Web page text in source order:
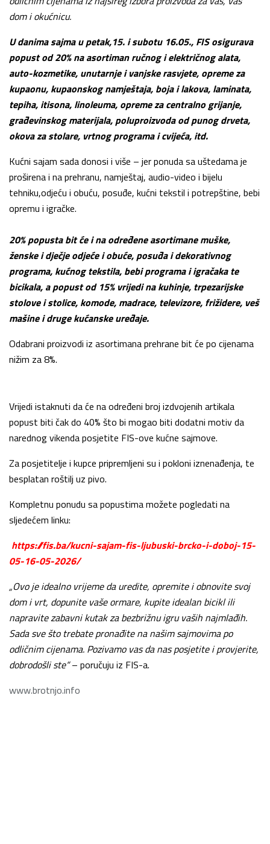
dom i okućnicu.
U danima sajma u petak,15. i subotu 16.05., FIS osigurava
popust od 20% na asortiman ručnog i električnog alata,
auto-kozmetike, unutarnje i vanjske rasvjete, opreme za
kupaonu, kupaonskog namještaja, boja i lakova, laminata,
tepiha, itisona, linoleuma, opreme za centralno grijanje,
građevinskog materijala, poluproizvoda od punog drveta,
okova za stolare, vrtnog programa i cvijeća, itd.
Kućni sajam sada donosi i više – jer ponuda sa uštedama je
proširena i na prehranu, namještaj, audio-video i bijelu
tehniku,odjeću i obuću, posuđe, kućni tekstil i potrepštine, bebi
opremu i igračke.
20% popusta bit će i na određene asortimane muške,
ženske i dječje odjeće i obuće, posuđa i dekorativnog
programa, kućnog tekstila, bebi programa i igračaka te
bicikala, a popust od 15% vrijedi na kuhinje, trpezarijske
stolove i stolice, komode, madrace, televizore, frižidere, veš
mašine i druge kućanske uređaje.
Odabrani proizvodi iz asortimana prehrane bit će po cijenama
nižim za 8%.
Vrijedi istaknuti da će na određeni broj izdvojenih artikala
popust biti čak do 40% što bi mogao biti dodatni motiv da
narednog vikenda posjetite FIS-ove kućne sajmove.
Za posjetitelje i kupce pripremljeni su i pokloni iznenađenja, te
besplatan roštilj uz pivo.
Kompletnu ponudu sa popustima možete pogledati na
sljedećem linku:
https://fis.ba/kucni-sajam-fis-ljubuski-brcko-i-doboj-15-
05-16-05-2026/
„Ovo je idealno vrijeme da uredite, opremite i obnovite svoj
dom i vrt, dopunite vaše ormare, kupite idealan bicikl ili
napravite zabavni kutak za bezbrižnu igru vaših najmlađih.
Sada sve što trebate pronađite na našim sajmovima po
odličnim cijenama. Pozivamo vas da nas posjetite i provjerite,
dobrodošli ste“– poručuju iz FIS-a.
www.brotnjo.info